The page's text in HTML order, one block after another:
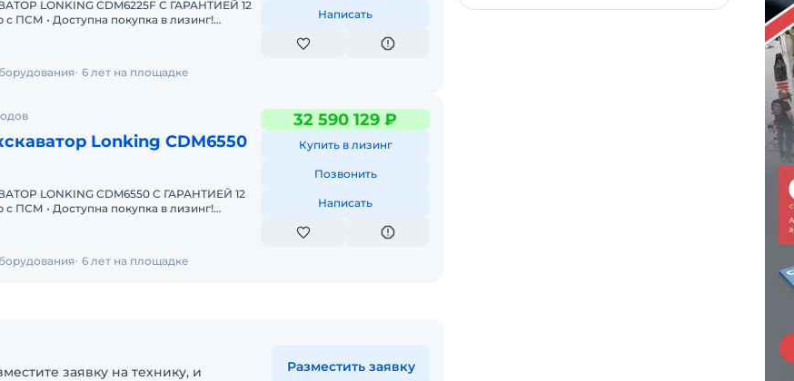
LONKING CDM6225F С ГАРАНТИЕЙ 12
Написать
6 лет на площадке
Lonking CDM6550
LONKING CDM6550 С ГАРАНТИЕЙ 12
32 590 129 ₽
Купить в лизинг
Позвонить
Написать
6 лет на площадке
заявку на технику, и
Разместить заявку